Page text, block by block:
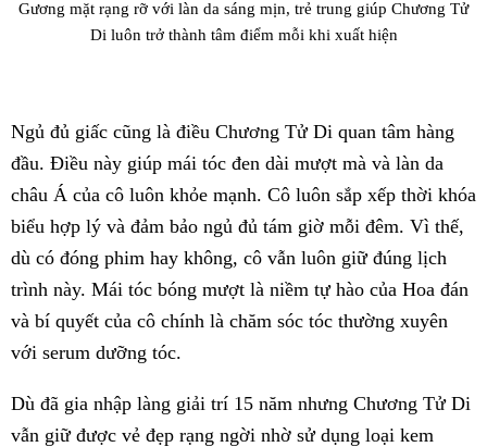
Gương mặt rạng rỡ với làn da sáng mịn, trẻ trung giúp Chương Tử
Di luôn trở thành tâm điểm mỗi khi xuất hiện
Ngủ đủ giấc cũng là điều Chương Tử Di quan tâm hàng
đầu. Điều này giúp mái tóc đen dài mượt mà và làn da
châu Á của cô luôn khỏe mạnh. Cô luôn sắp xếp thời khóa
biểu hợp lý và đảm bảo ngủ đủ tám giờ mỗi đêm. Vì thế,
dù có đóng phim hay không, cô vẫn luôn giữ đúng lịch
trình này. Mái tóc bóng mượt là niềm tự hào của Hoa đán
và bí quyết của cô chính là chăm sóc tóc thường xuyên
với serum dưỡng tóc.
Dù đã gia nhập làng giải trí 15 năm nhưng Chương Tử Di
vẫn giữ được vẻ đẹp rạng ngời nhờ sử dụng loại kem